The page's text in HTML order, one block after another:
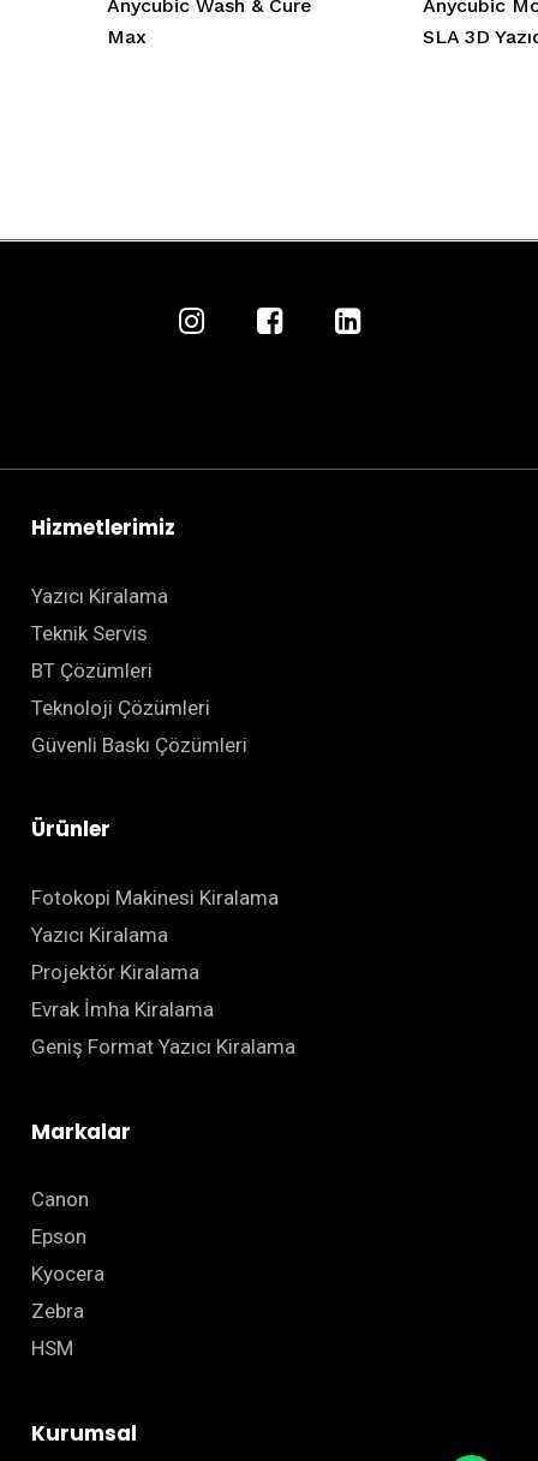
Anycubic Wash & Cure
Max
Anycubic
SLA 3D
Hizmetlerimiz
Yazıcı Kiralama
Teknik Servis
BT Çözümleri
Teknoloji Çözümleri
Güvenli Baskı Çözümleri
Ürünler
Fotokopi Makinesi Kiralama
Yazıcı Kiralama
Projektör Kiralama
Evrak İmha Kiralama
Geniş Format Yazıcı Kiralama
Markalar
Canon
Epson
Kyocera
Zebra
HSM
Kurumsal